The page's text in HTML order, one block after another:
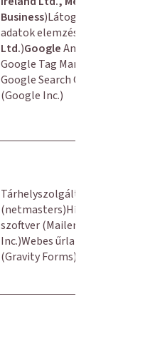
Business)Látogatói
adatok elemzése (
Ltd.)GoogleAnalytics,
Google Tag Manager,
Google Search Console
(Google Inc.)
Tárhelyszolgáltató
(netmasters)Hírlevélküldő
szoftver (MailerLite
Inc.)Webes űrlapok
(Gravity Forms)